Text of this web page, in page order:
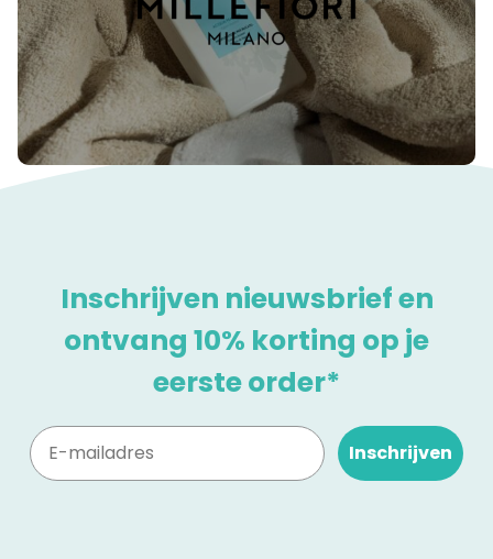
Inschrijven nieuwsbrief en
ontvang 10% korting op je
eerste order*
Inschrijven